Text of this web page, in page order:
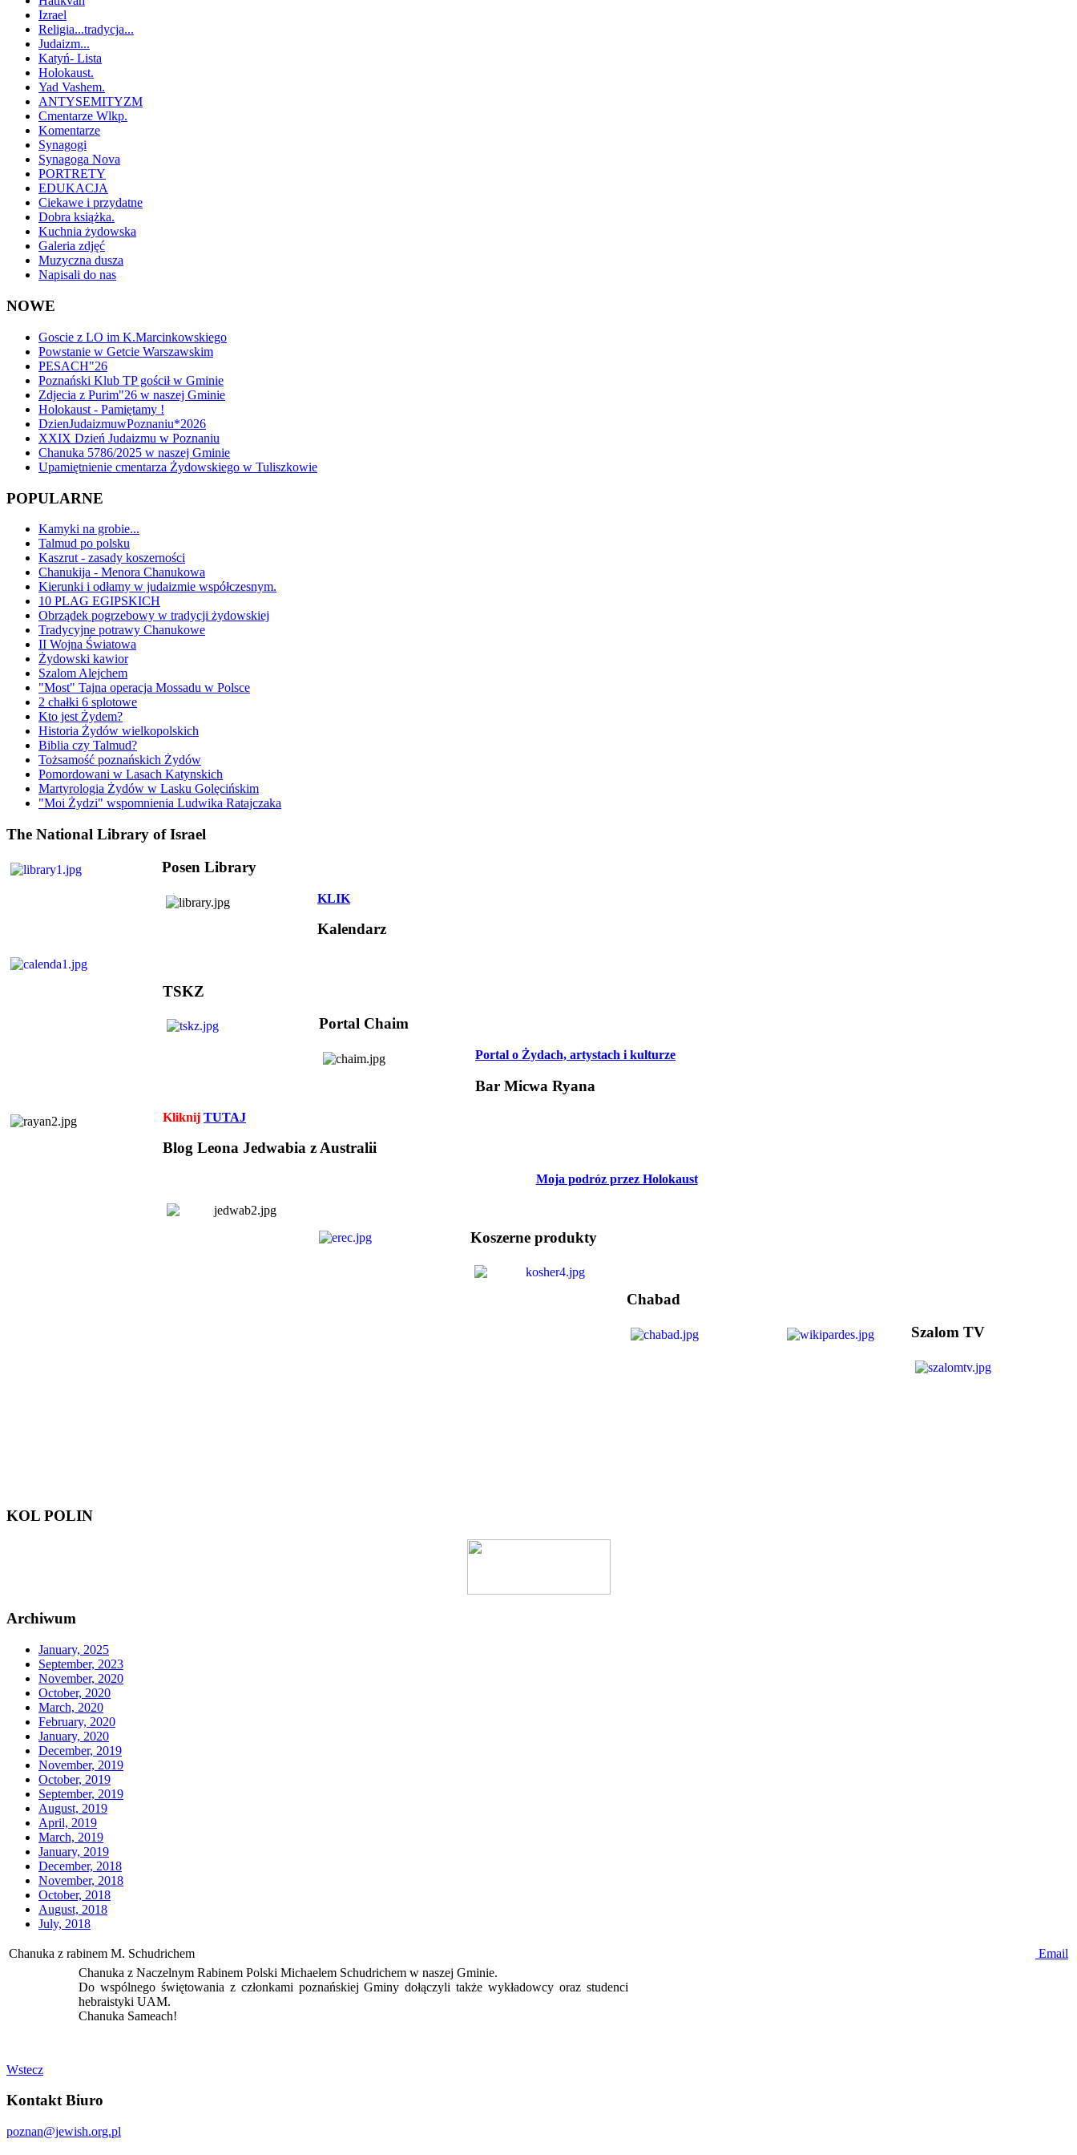
Izrael
Religia...tradycja...
Judaizm...
Katyń- Lista
Holokaust.
Yad Vashem.
ANTYSEMITYZM
Cmentarze Wlkp.
Komentarze
Synagogi
Synagoga Nova
PORTRETY
EDUKACJA
Ciekawe i przydatne
Dobra książka.
Kuchnia żydowska
Galeria zdjęć
Muzyczna dusza
Napisali do nas
NOWE
Goscie z LO im K.Marcinkowskiego
Powstanie w Getcie Warszawskim
PESACH"26
Poznański Klub TP gościł w Gminie
Zdjecia z Purim"26 w naszej Gminie
Holokaust - Pamiętamy !
DzienJudaizmuwPoznaniu*2026
XXIX Dzień Judaizmu w Poznaniu
Chanuka 5786/2025 w naszej Gminie
Upamiętnienie cmentarza Żydowskiego w Tuliszkowie
POPULARNE
Kamyki na grobie...
Talmud po polsku
Kaszrut - zasady koszerności
Chanukija - Menora Chanukowa
Kierunki i odłamy w judaizmie współczesnym.
10 PLAG EGIPSKICH
Obrządek pogrzebowy w tradycji żydowskiej
Tradycyjne potrawy Chanukowe
II Wojna Światowa
Żydowski kawior
Szalom Alejchem
"Most" Tajna operacja Mossadu w Polsce
2 chałki 6 splotowe
Kto jest Żydem?
Historia Żydów wielkopolskich
Biblia czy Talmud?
Tożsamość poznańskich Żydów
Pomordowani w Lasach Katynskich
Martyrologia Żydów w Lasku Golęcińskim
"Moi Żydzi" wspomnienia Ludwika Ratajczaka
The National Library of Israel
Posen Library
KLIK
Kalendarz
TSKZ
Portal Chaim
Portal o Żydach, artystach i kulturze
Bar Micwa Ryana
Kliknij TUTAJ
Blog Leona Jedwabia z Australii
Moja podróz przez Holokaust
Koszerne produkty
Chabad
Szalom TV
KOL POLIN
Archiwum
January, 2025
September, 2023
November, 2020
October, 2020
March, 2020
February, 2020
January, 2020
December, 2019
November, 2019
October, 2019
September, 2019
August, 2019
April, 2019
March, 2019
January, 2019
December, 2018
November, 2018
October, 2018
August, 2018
July, 2018
Chanuka z rabinem M. Schudrichem
Email
Chanuka z Naczelnym Rabinem Polski Michaelem Schudrichem w naszej Gminie.
Do wspólnego świętowania z członkami poznańskiej Gminy dołączyli także wykładowcy oraz studenci
hebraistyki UAM.
Chanuka Sameach!
Wstecz
Kontakt Biuro
poznan@jewish.org.pl